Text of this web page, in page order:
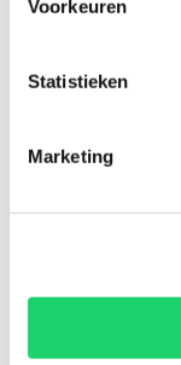
Voorkeuren
Statistieken
Marketing